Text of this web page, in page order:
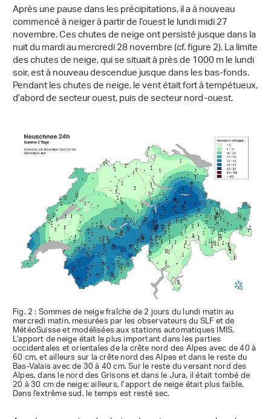
Après une pause dans les précipitations, il a à nouveau
commencé à neiger à partir de l’ouest le lundi midi 27
novembre. Ces chutes de neige ont persisté jusque dans la
nuit du mardi au mercredi 28 novembre (cf. figure 2). La limite
des chutes de neige, qui se situait à près de 1000 m le lundi
soir, est à nouveau descendue jusque dans les bas-fonds.
Pendant les chutes de neige, le vent était fort à tempétueux,
d’abord de secteur ouest, puis de secteur nord-ouest.
Fig. 2 : Sommes de neige fraîche de 2 jours du lundi matin au
mercredi matin, mesurées par les observateurs du SLF et de
MétéoSuisse et modélisées aux stations automatiques IMIS.
L'apport de neige était le plus important dans les parties
occidentales et orientales de la crête nord des Alpes avec de 40 à
60 cm, et ailleurs sur la crête nord des Alpes et dans le reste du
Bas-Valais avec de 30 à 40 cm. Sur le reste du versant nord des
Alpes, dans le nord des Grisons et dans le Jura, il était tombé de
20 à 30 cm de neige; ailleurs, l’apport de neige était plus faible.
Dans l'extrême sud, le temps est resté sec.